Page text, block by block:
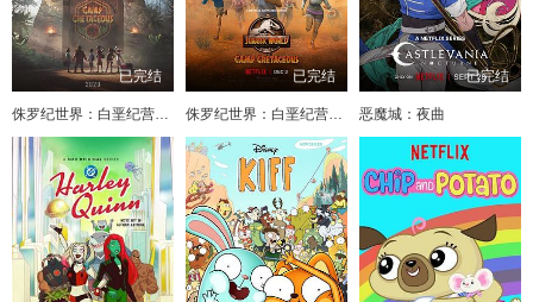
已完结
侏罗纪世界：白垩纪营地第一季
已完结
侏罗纪世界：白垩纪营地第四季
已完结
恶魔城：夜曲